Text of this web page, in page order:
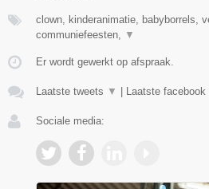
clown, kinderanimatie, babyborrels,
communiefeesten, ▼
Er wordt gewerkt op afspraak.
Laatste tweets ▼ Laatste facebook
Sociale media: